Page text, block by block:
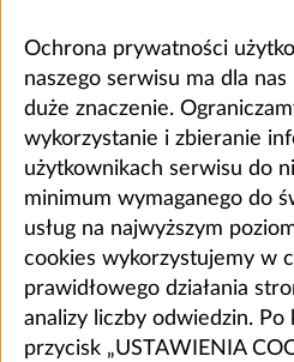
Ochrona prywatności
naszego serwisu ma dla nas
duże znaczenie.
wykorzystanie i zbieranie
użytkownikach serwisu do
minimum wymaganego do
usług na najwyższym
cookies wykorzystujemy w
prawidłowego działania
analizy liczby odwiedzin. Po
przycisk „USTAWIENIA